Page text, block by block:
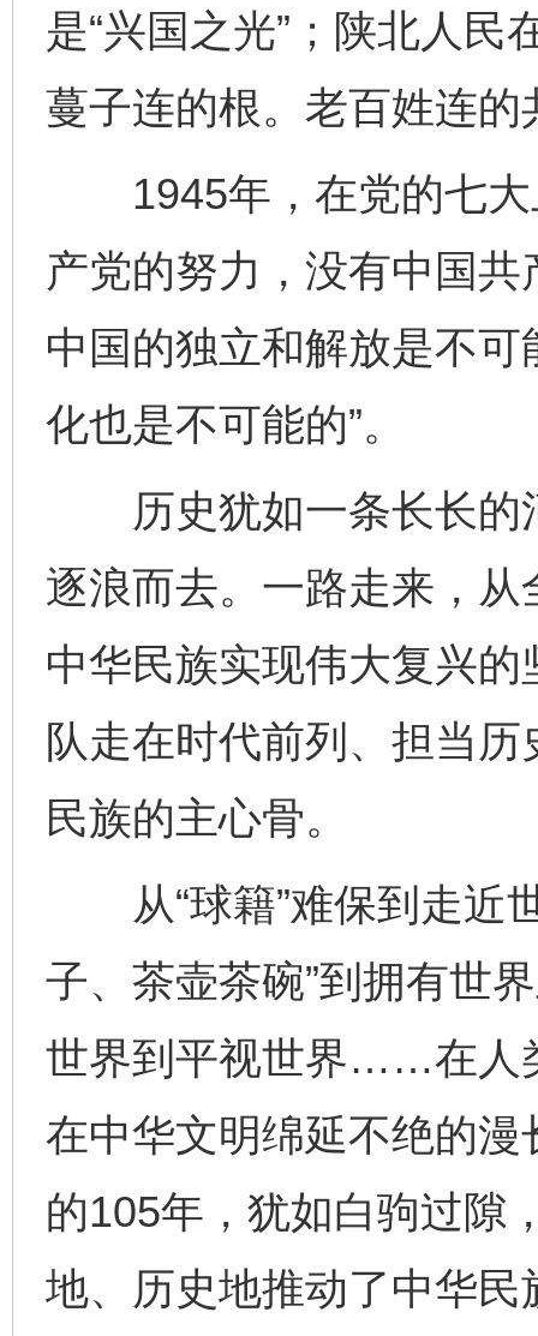
是“兴国之光”；陕北人民
蔓子连的根。老百姓连
1945年，在党的七大
产党的努力，没有中国
中国的独立和解放是不
化也是不可能的”。
历史犹如一条长长的
逐浪而去。一路走来，
中华民族实现伟大复兴
队走在时代前列、担当
民族的主心骨。
从“球籍”难保到走近
子、茶壶茶碗”到拥有世
世界到平视世界……在人
在中华文明绵延不绝的
的105年，犹如白驹过隙
地、历史地推动了中华民